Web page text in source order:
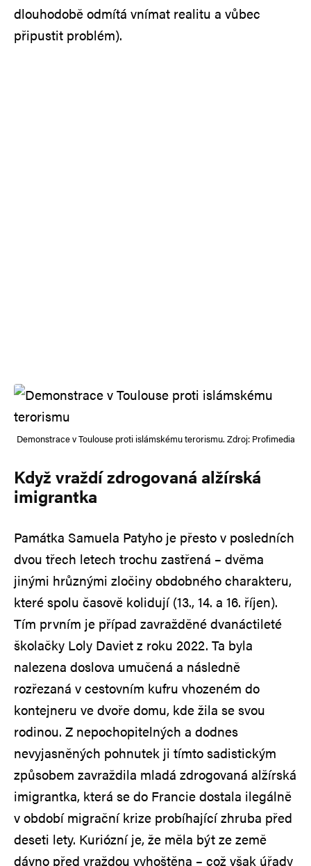
dlouhodobě odmítá vnímat realitu a vůbec
připustit problém).
Demonstrace v Toulouse proti islámskému terorismu. Zdroj: Profimedia
Když vraždí zdrogovaná alžírská
imigrantka
Památka Samuela Patyho je přesto v posledních
dvou třech letech trochu zastřená – dvěma
jinými hrůznými zločiny obdobného charakteru,
které spolu časově kolidují (13., 14. a 16. říjen).
Tím prvním je případ zavražděné dvanáctileté
školačky Loly Daviet z roku 2022. Ta byla
nalezena doslova umučená a následně
rozřezaná v cestovním kufru vhozeném do
kontejneru ve dvoře domu, kde žila se svou
rodinou. Z nepochopitelných a dodnes
nevyjasněných pohnutek ji tímto sadistickým
způsobem zavraždila mladá zdrogovaná alžírská
imigrantka, která se do Francie dostala ilegálně
v období migrační krize probíhající zhruba před
deseti lety. Kuriózní je, že měla být ze země
dávno před vraždou vyhoštěna – což však úřady